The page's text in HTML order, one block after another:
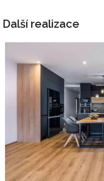
Další realizace